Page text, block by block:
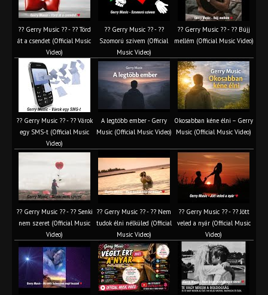
?? Gerry Music ?? - ?? Törd
át a csendet (Official Music
Video)
?? Gerry Music ?? - ??
Szomorú szívem (Official
Music Video)
?? Gerry Music ?? - ?? Bújj
mellém (Official Music Video)
?? Gerry Music ?? - ?? Várok
egy SMS-t (Official Music
Video)
A legtöbb ember - Gerry
Music (Official Music Video)
Okosabban kéne élni – Gerry
Music (Official Music Video)
?? Gerry Music ?? - ?? Senki
nem szeret (Official Music
Video)
?? Gerry Music ?? - ?? Nem
tudok élni nélküled (Official
Music Video)
?? Gerry Music ?? - ?? Jött
veled a nyár (Official Music
Video)